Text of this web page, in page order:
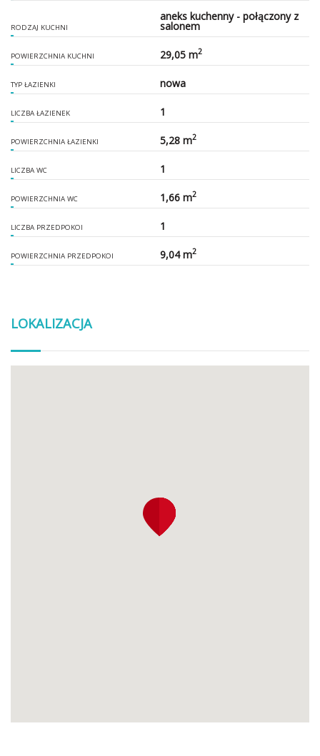
RODZAJ KUCHNI
aneks kuchenny - połączony z
salonem
POWIERZCHNIA KUCHNI 29,05 m2
TYP ŁAZIENKI nowa
LICZBA ŁAZIENEK 1
POWIERZCHNIA ŁAZIENKI 5,28 m2
LICZBA WC 1
POWIERZCHNIA WC 1,66 m2
LICZBA PRZEDPOKOI 1
POWIERZCHNIA PRZEDPOKOI 9,04 m2
LOKALIZACJA